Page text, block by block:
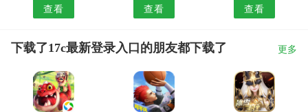
查看 查看 查看
下载了17c最新登录入口的朋友都下载了 更多